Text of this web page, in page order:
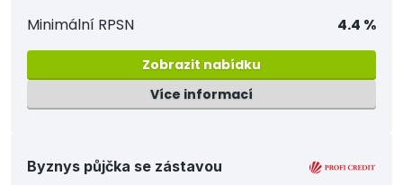
Minimální RPSN
4.4 %
Zobrazit nabídku
Více informací
Byznys půjčka se zástavou